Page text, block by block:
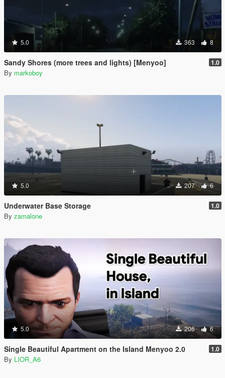
5.0 363 8
Sandy Shores (more trees and lights) [Menyoo] 1.0
By markoboy
5.0 207 6
Underwater Base Storage 1.0
By zamalone
5.0 206 6
Single Beautiful Apartment on the Island Menyoo 2.0 1.0
By LIOR_A6